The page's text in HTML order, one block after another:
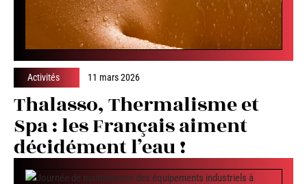
Activités 11 mars 2026
Thalasso, Thermalisme et
Spa : les Français aiment
décidément l’eau !